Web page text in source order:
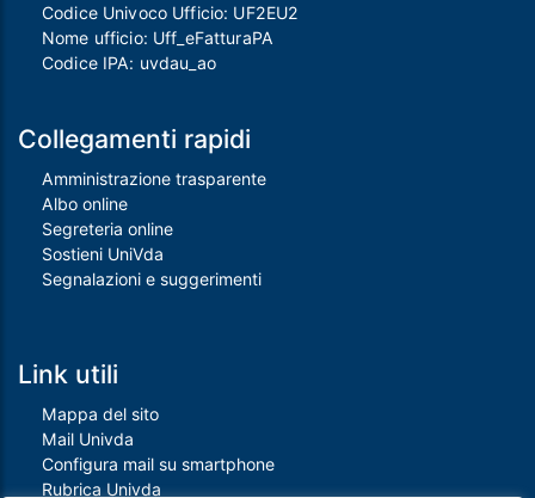
Codice Univoco Ufficio: UF2EU2
Nome ufficio: Uff_eFatturaPA
Codice IPA: uvdau_ao
Collegamenti rapidi
Amministrazione trasparente
Albo online
Segreteria online
Sostieni UniVda
Segnalazioni e suggerimenti
Link utili
Mappa del sito
Mail Univda
Configura mail su smartphone
Rubrica Univda